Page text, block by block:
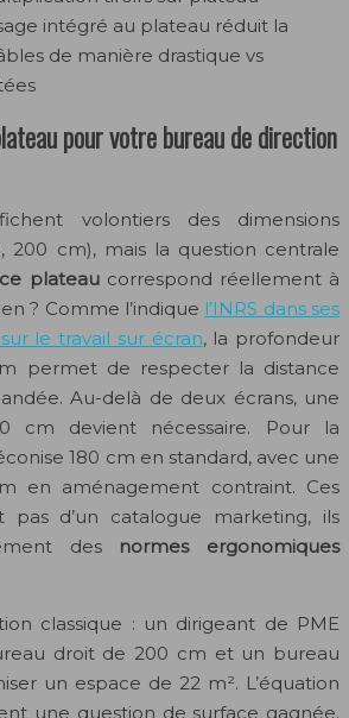
intégré au plateau réduit la
de manière drastique vs
pour votre bureau de direction
volontiers des dimensions
200 cm), mais la question centrale
plateaucorrespond réellement à
? Comme l’indique l’INRS dans ses
le travail sur écran, la profondeur
permet de respecter la distance
Au-delà de deux écrans, une
cm devient nécessaire. Pour la
180 cm en standard, avec une
en aménagement contraint. Ces
pas d’un catalogue marketing, ils
des normes ergonomiques
classique : un dirigeant de PME
droit de 200 cm et un bureau
un espace de 22 m². L’équation
une question de surface gagnée.